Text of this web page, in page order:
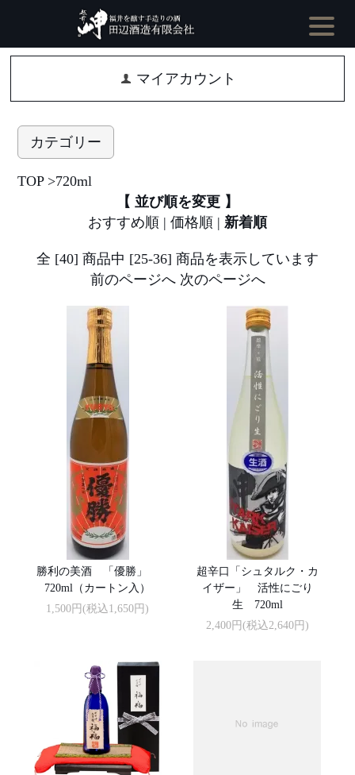
マイアカウント
カテゴリー
TOP >720ml
【 並び順を変更 】
おすすめ順 | 価格順 | 新着順
全 [40] 商品中 [25-36] 商品を表示しています
前のページへ 次のページへ
勝利の美酒 「優勝」
720ml（カートン入）
1,500円(税込1,650円)
超辛口「シュタルク・カ
イザー」 活性にごり
生 720ml
2,400円(税込2,640円)